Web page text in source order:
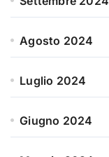
Agosto 2024
Luglio 2024
Giugno 2024